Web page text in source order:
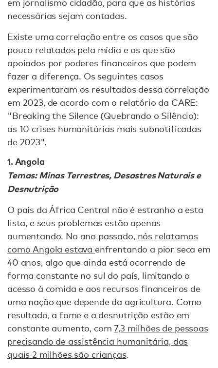
em jornalismo cidadão, para que as histórias
necessárias sejam contadas.
Existe uma correlação entre os casos que são
pouco relatados pela mídia e os que são
apoiados por poderes financeiros que podem
fazer a diferença. Os seguintes casos
experimentaram os resultados dessa correlação
em 2023, de acordo com o relatório da CARE:
"Breaking the Silence (Quebrando o Silêncio):
as 10 crises humanitárias mais subnotificadas
de 2023".
1. Angola
Temas: Minas Terrestres, Desastres Naturais e
Desnutrição
O país da África Central não é estranho a esta
lista, e seus problemas estão apenas
aumentando. No ano passado, nós relatamos
como Angola estava enfrentando a pior seca em
40 anos, algo que ainda está ocorrendo de
forma constante no sul do país, limitando o
acesso à comida e aos recursos financeiros de
uma nação que depende da agricultura. Como
resultado, a fome e a desnutrição estão em
constante aumento, com7,3 milhões de pessoas
precisando de assistência humanitária, das
quais 2 milhões são crianças.